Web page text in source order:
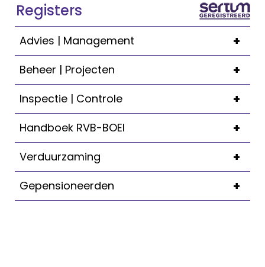
Registers
+
Advies | Management
+
Beheer | Projecten
+
Inspectie | Controle
+
Handboek RVB-BOEI
+
Verduurzaming
+
Gepensioneerden